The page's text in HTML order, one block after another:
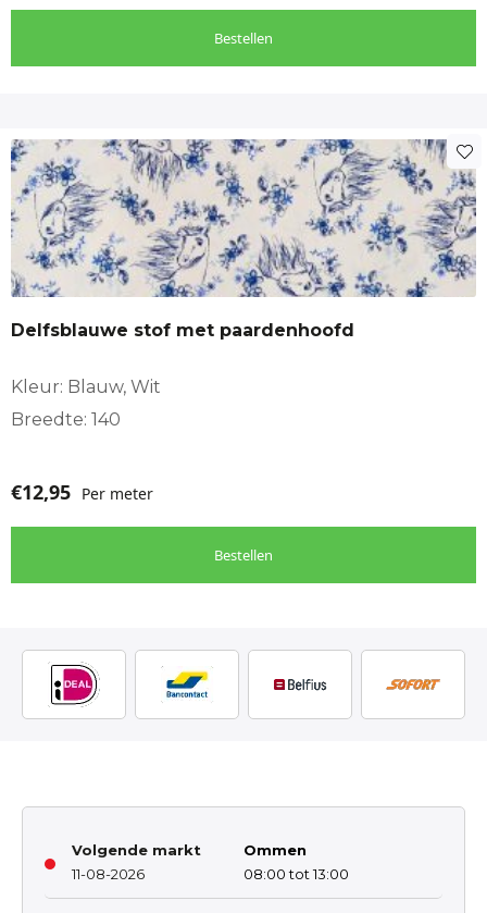
Bestellen
Delfsblauwe stof met paardenhoofd
Kleur: Blauw, Wit
Breedte: 140
€12,95 Per meter
Bestellen
Volgende markt
11-08-2026
Ommen
08:00 tot 13:00